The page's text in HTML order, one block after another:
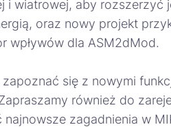
i wiatrowej, aby
oraz nowy projekt
wpływów dla ASM2dMod.
się z nowymi
również do
najnowsze zagadnienia w